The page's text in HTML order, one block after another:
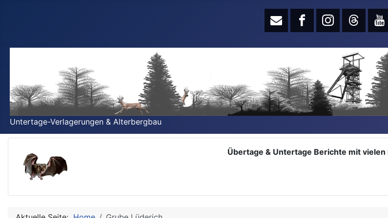
Untertage-Verlagerungen & Alterbergbau
Übertage & Untertage Berichte mit vielen